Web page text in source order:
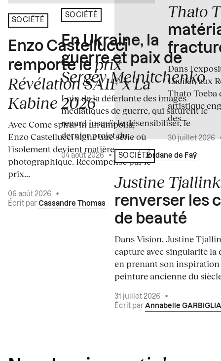
SOCIÉTÉ
Enzo Castellucci
remporte le prix
Révélation SAIF x La
Kabine 2026
Avec Come spirto in un'ampolla,
Enzo Castellucci signe une série où
l'isolement devient matière
photographique. Récompensé par le
prix...
06 août 2026
•
Écrit par Cassandre Thomas
SOCIÉTÉ
En Ukraine, la
guerre et paix de
Sergey Melnitchenko
Loin de la déferlante des images
médiatiques de guerre, qui saturent le
regard jusqu’à le désensibiliser, le
dernier projet du...
04 août 2026 • Écrit par Jordane de Faÿ
SOCIÉTÉ
Justine
renverser les
de beauté
Dans Vision, Justine
capture avec singularité la
en prenant son inspiration
peinture ancienne du
31 juillet 2026
•
Écrit par Annabelle GARBIGLIA
Thato
Dans
Lucifer, aux
Thato Toeba
artistique
des...
30 juillet 2026